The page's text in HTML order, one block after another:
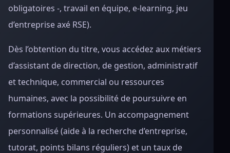
obligatoires -, travail en équipe, e-learning, jeu
d’entreprise axé RSE).
Dès l’obtention du titre, vous accédez aux métiers
d’assistant de direction, de gestion, administratif
et technique, commercial ou ressources
humaines, avec la possibilité de poursuivre en
formations supérieures. Un accompagnement
personnalisé (aide à la recherche d’entreprise,
tutorat, points bilans réguliers) et un taux de